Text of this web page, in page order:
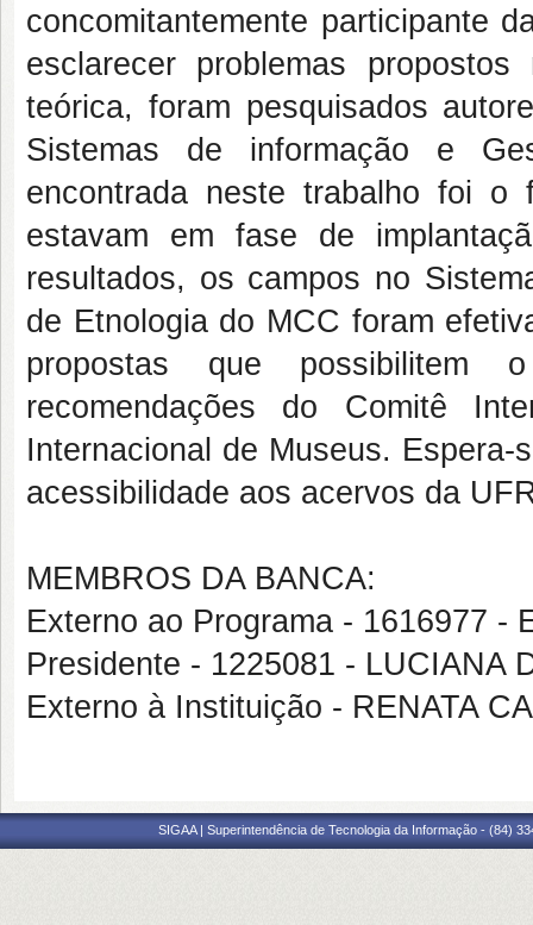
concomitantemente participante
esclarecer problemas
teórica, foram pesquisados
Sistemas de informação e
encontrada neste trabalho foi
estavam em fase de
resultados, os campos no
de Etnologia do MCC foram
propostas que possibilitem
recomendações do Comitê
Internacional de Museus.
acessibilidade aos acervos da
MEMBROS DA BANCA:
Externo ao Programa - 1616977 -
Presidente - 1225081 - LUCIANA
Externo à Instituição - RENATA
SIGAA | Superintendência de Tecnologia da Informação - (84)